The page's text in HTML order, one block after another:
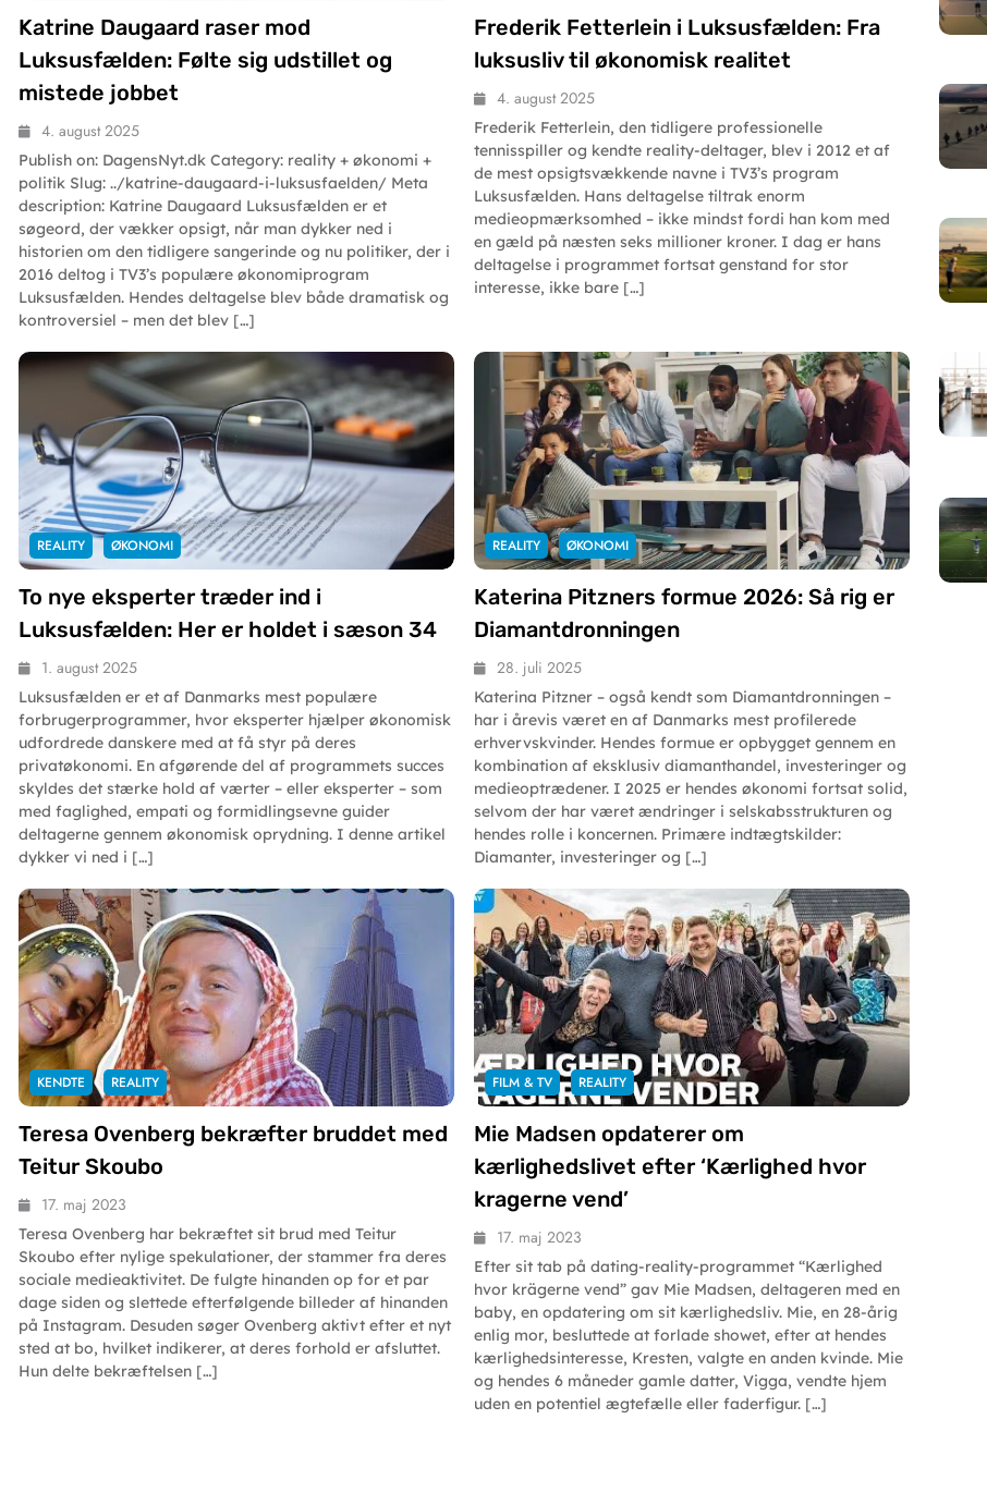
Katrine Daugaard raser mod
Luksusfælden: Følte sig udstillet og
mistede jobbet
4. august 2025
Publish on: DagensNyt.dk Category: reality + økonomi +
politik Slug: ../katrine-daugaard-i-luksusfaelden/ Meta
description: Katrine Daugaard Luksusfælden er et
søgeord, der vækker opsigt, når man dykker ned i
historien om den tidligere sangerinde og nu politiker, der i
2016 deltog i TV3’s populære økonomiprogram
Luksusfælden. Hendes deltagelse blev både dramatisk og
kontroversiel – men det blev […]
Frederik Fetterlein i Luksusfælden: Fra
luksusliv til økonomisk realitet
4. august 2025
Frederik Fetterlein, den tidligere professionelle
tennisspiller og kendte reality-deltager, blev i 2012 et af
de mest opsigtsvækkende navne i TV3’s program
Luksusfælden. Hans deltagelse tiltrak enorm
medieopmærksomhed – ikke mindst fordi han kom med
en gæld på næsten seks millioner kroner. I dag er hans
deltagelse i programmet fortsat genstand for stor
interesse, ikke bare […]
REALITY ØKONOMI
To nye eksperter træder ind i
Luksusfælden: Her er holdet i sæson 34
1. august 2025
Luksusfælden er et af Danmarks mest populære
forbrugerprogrammer, hvor eksperter hjælper økonomisk
udfordrede danskere med at få styr på deres
privatøkonomi. En afgørende del af programmets succes
skyldes det stærke hold af værter – eller eksperter – som
med faglighed, empati og formidlingsevne guider
deltagerne gennem økonomisk oprydning. I denne artikel
dykker vi ned i […]
REALITY ØKONOMI
Katerina Pitzners formue 2026: Så rig er
Diamantdronningen
28. juli 2025
Katerina Pitzner – også kendt som Diamantdronningen –
har i årevis været en af Danmarks mest profilerede
erhvervskvinder. Hendes formue er opbygget gennem en
kombination af eksklusiv diamanthandel, investeringer og
medieoptrædener. I 2025 er hendes økonomi fortsat solid,
selvom der har været ændringer i selskabsstrukturen og
hendes rolle i koncernen. Primære indtægtskilder:
Diamanter, investeringer og […]
KENDTE REALITY
Teresa Ovenberg bekræfter bruddet med
Teitur Skoubo
17. maj 2023
Teresa Ovenberg har bekræftet sit brud med Teitur
Skoubo efter nylige spekulationer, der stammer fra deres
sociale medieaktivitet. De fulgte hinanden op for et par
dage siden og slettede efterfølgende billeder af hinanden
på Instagram. Desuden søger Ovenberg aktivt efter et nyt
sted at bo, hvilket indikerer, at deres forhold er afsluttet.
Hun delte bekræftelsen […]
FILM & TV REALITY
Mie Madsen opdaterer om
kærlighedslivet efter ‘Kærlighed hvor
kragerne vend’
17. maj 2023
Efter sit tab på dating-reality-programmet “Kærlighed
hvor krägerne vend” gav Mie Madsen, deltageren med en
baby, en opdatering om sit kærlighedsliv. Mie, en 28-årig
enlig mor, besluttede at forlade showet, efter at hendes
kærlighedsinteresse, Kresten, valgte en anden kvinde. Mie
og hendes 6 måneder gamle datter, Vigga, vendte hjem
uden en potentiel ægtefælle eller faderfigur. […]